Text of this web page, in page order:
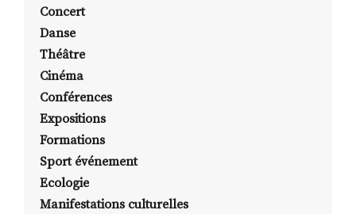
Concert
Danse
Théâtre
Cinéma
Conférences
Expositions
Formations
Sport événement
Ecologie
Manifestations culturelles